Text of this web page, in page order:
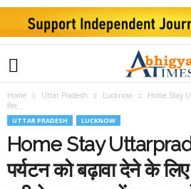
Home Uttar Pradesh Lucknow
Home Stay
लिए...
UTTAR PRADESH LUCKNOW
Home Stay
पर्यटन को बढ़ावा देने के